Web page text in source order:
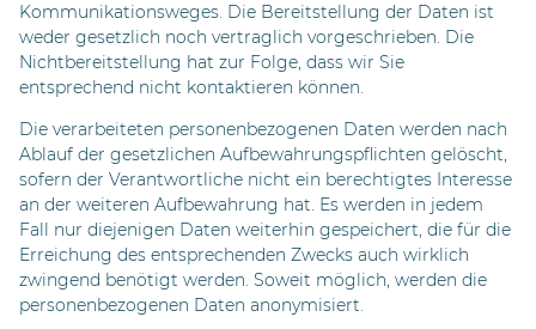
Kommunikationsweges. Die Bereitstellung der Daten ist
weder gesetzlich noch vertraglich vorgeschrieben. Die
Nichtbereitstellung hat zur Folge, dass wir Sie
entsprechend nicht kontaktieren können.
Die verarbeiteten personenbezogenen Daten werden nach
Ablauf der gesetzlichen Aufbewahrungspflichten gelöscht,
sofern der Verantwortliche nicht ein berechtigtes Interesse
an der weiteren Aufbewahrung hat. Es werden in jedem
Fall nur diejenigen Daten weiterhin gespeichert, die für die
Erreichung des entsprechenden Zwecks auch wirklich
zwingend benötigt werden. Soweit möglich, werden die
personenbezogenen Daten anonymisiert.